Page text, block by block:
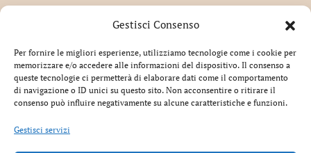
Gestisci Consenso
Per fornire le migliori esperienze, utilizziamo tecnologie come i cookie per
memorizzare e/o accedere alle informazioni del dispositivo. Il consenso a
queste tecnologie ci permetterà di elaborare dati come il comportamento
di navigazione o ID unici su questo sito. Non acconsentire o ritirare il
consenso può influire negativamente su alcune caratteristiche e funzioni.
Gestisci servizi
Accetto la privacy